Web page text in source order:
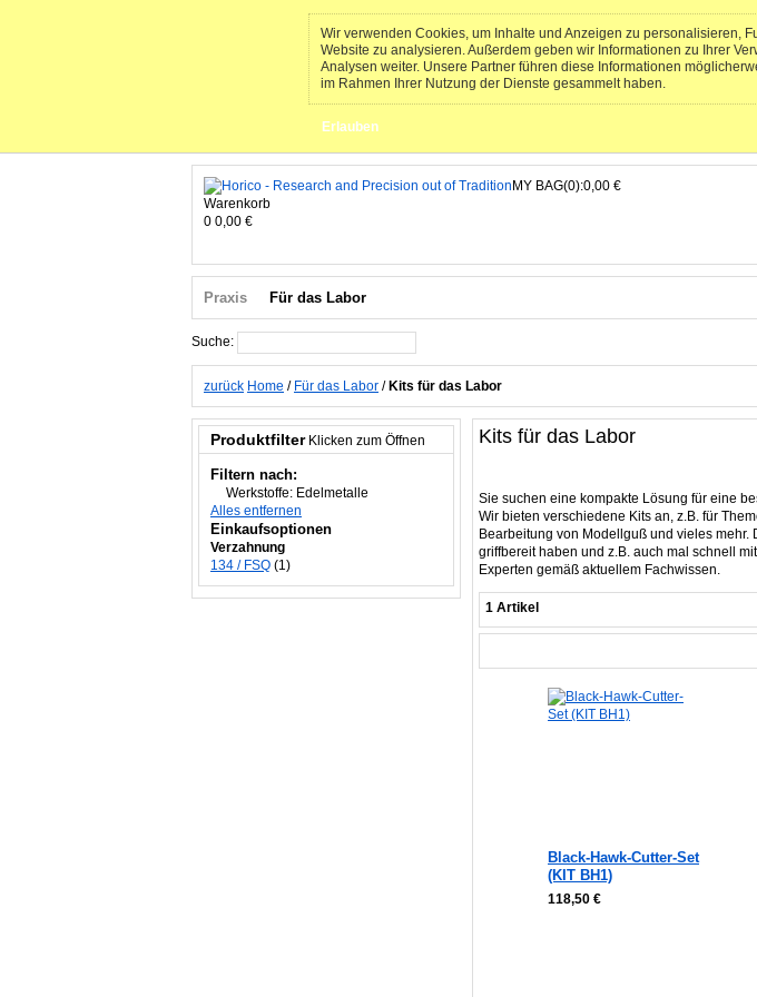
Wir verwenden Cookies, um Inhalte und Anzeigen zu personalisieren,
Website zu analysieren. Außerdem geben wir Informationen zu Ihrer
Analysen weiter. Unsere Partner führen diese Informationen
im Rahmen Ihrer Nutzung der Dienste gesammelt haben.
Erlauben
MY BAG(0):0,00 €
Warenkorb
0 0,00 €
Praxis Für das Labor
Suche:
zurück Home / Für das Labor / Kits für das Labor
Kits für das Labor
Sie suchen eine kompakte Lösung für eine
Wir bieten verschiedene Kits an, z.B. für
Bearbeitung von Modellguß und vieles
griffbereit haben und z.B. auch mal schnell
Experten gemäß aktuellem Fachwissen.
1 Artikel
Black-Hawk-Cutter-Set
(KIT BH1)
118,50 €
Produktfilter Klicken zum Öffnen
Filtern nach:
Werkstoffe: Edelmetalle
Alles entfernen
Einkaufsoptionen
Verzahnung
134 / FSQ (1)